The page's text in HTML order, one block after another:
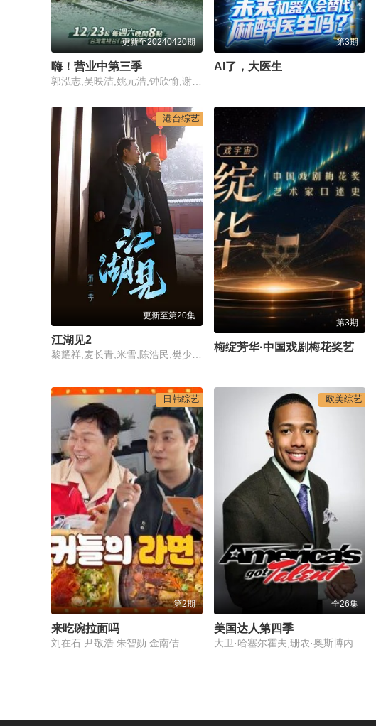
更新至20240420期
嗨！营业中第三季
第3期
AI了，大医生
港台综艺
更新至第20集
江湖见2
第3期
日韩综艺
第2期
来吃碗拉面吗
刘在石 尹敬浩 朱智勋 金南佶
欧美综艺
全26集
美国达人第四季